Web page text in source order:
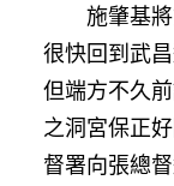
施肇基
很快回到武
但端方不久
之洞宮保正
督署向張總